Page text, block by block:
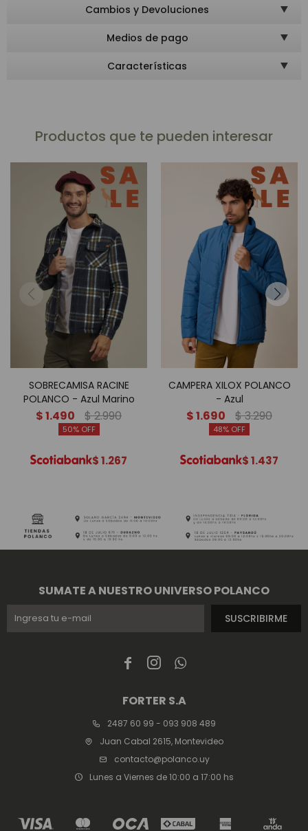
Cambios y Devoluciones
Medios de pago
Características
Productos que te pueden interesar
SOBRECAMISA RACINE
POLANCO - Azul Marino
$1.490 $2.990
50
$1.267
CAMPERA XILOX POLANCO
- Azul
$1.690 $3.290
48
$1.437
  
FORTER S.A
2487 60 99 - 093 908 489
Juan Cabal 2615, Montevideo
contacto@polanco.uy
Lunes a Viernes de 10:00 a 17:00 hs
SUMATE A NUESTRO UNIVERSO POLANCO
SUSCRIBIRME